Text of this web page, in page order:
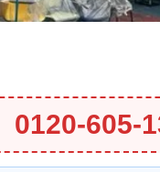
0120-605-